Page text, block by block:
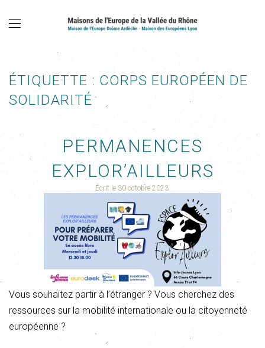
ÉTIQUETTE : CORPS EUROPÉEN DE
SOLIDARITÉ
PERMANENCES
EXPLOR’AILLEURS
Écrit le 30 octobre 2023.
Vous souhaitez partir à l’étranger ? Vous cherchez des
ressources sur la mobilité internationale ou la citoyenneté
européenne ?